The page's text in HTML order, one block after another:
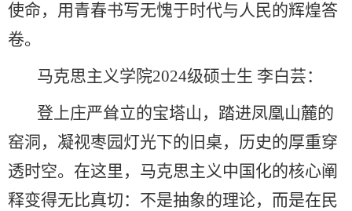
使命，用青春书写无愧于时代与人民的辉煌答
卷。
马克思主义学院2024级硕士生 李白芸：
登上庄严耸立的宝塔山，踏进凤凰山麓的
窑洞，凝视枣园灯光下的旧桌，历史的厚重穿
透时空。在这里，马克思主义中国化的核心阐
释变得无比真切：不是抽象的理论，而是在民